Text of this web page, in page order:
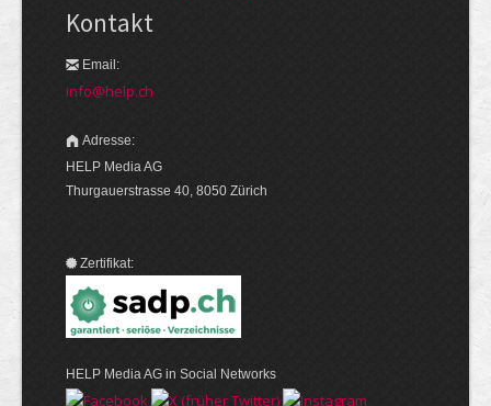
Kontakt
Email:
info@help.ch
Adresse:
HELP Media AG
Thurgauerstrasse 40, 8050 Zürich
Zertifikat:
HELP Media AG in Social Networks